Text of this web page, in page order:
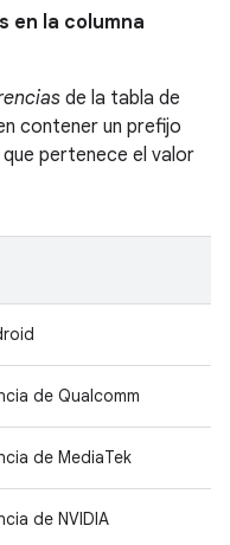
en la columna
de la tabla de
contener un prefijo
pertenece el valor
de Qualcomm
de MediaTek
de NVIDIA